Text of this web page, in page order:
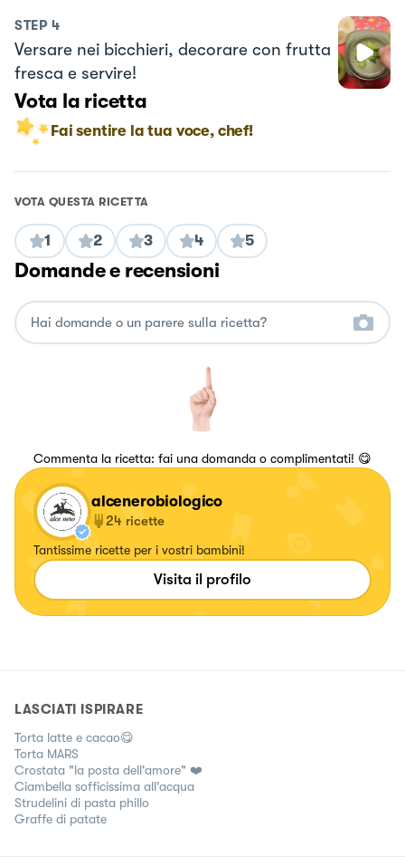
STEP 4
Versare nei bicchieri, decorare con frutta
fresca e servire!
Vota la ricetta
Fai sentire la tua voce, chef!
VOTA QUESTA RICETTA
1 2 3 4 5
Domande e recensioni
Commenta la ricetta: fai una domanda o complimentati! 😋
alcenerobiologico
24 ricette
Tantissime ricette per i vostri bambini!
Visita il profilo
LASCIATI ISPIRARE
Torta latte e cacao😋
Torta MARS
Crostata "la posta dell'amore" ❤️
Ciambella sofficissima all'acqua
Strudelini di pasta phillo
Graffe di patate